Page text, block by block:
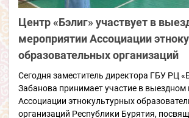
Центр «Бэлиг» участвует в
мероприятии Ассоциации
образовательных организаций
Сегодня заместитель директора ГБУ РЦ
Забанова принимает участие в выездном
Ассоциации этнокультурных
организаций Республики Бурятия,